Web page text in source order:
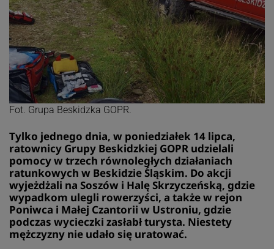
Fot. Grupa Beskidzka GOPR.
Tylko jednego dnia, w poniedziałek 14 lipca,
ratownicy Grupy Beskidzkiej GOPR udzielali
pomocy w trzech równoległych działaniach
ratunkowych w Beskidzie Śląskim. Do akcji
wyjeżdżali na Soszów i Halę Skrzyczeńską, gdzie
wypadkom ulegli rowerzyści, a także w rejon
Poniwca i Małej Czantorii w Ustroniu, gdzie
podczas wycieczki zasłabł turysta. Niestety
mężczyzny nie udało się uratować.